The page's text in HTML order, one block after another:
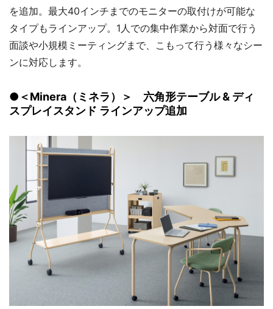
を追加。最大40インチまでのモニターの取付けが可能な
タイプもラインアップ。1人での集中作業から対面で行う
面談や小規模ミーティングまで、こもって行う様々なシー
ンに対応します。
●＜Minera（ミネラ）＞ 六角形テーブル & ディ
スプレイスタンド ラインアップ追加